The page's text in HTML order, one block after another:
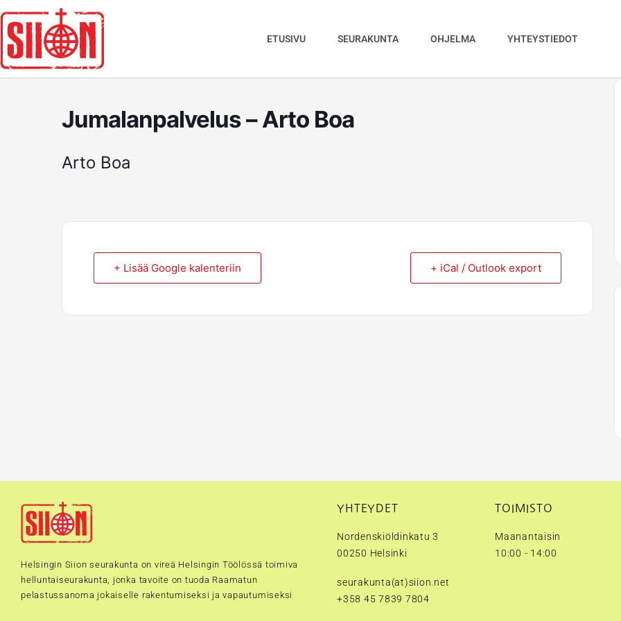
sisältöön
ETUSIVU SEURAKUNTA OHJELMA YHTEYSTIEDOT
Jumalanpalvelus – Arto Boa
Arto Boa
+ Lisää Google kalenteriin + iCal / Outlook export
Helsingin Siion seurakunta on vireä Helsingin Töölössä toimiva
helluntaiseurakunta, jonka tavoite on tuoda Raamatun
pelastussanoma jokaiselle rakentumiseksi ja vapautumiseksi
YHTEYDET
Nordenskiöldinkatu 3
00250 Helsinki
seurakunta(at)siion.net
+358 45 7839 7804
TOIMISTO
Maanantaisin
10:00 - 14:00